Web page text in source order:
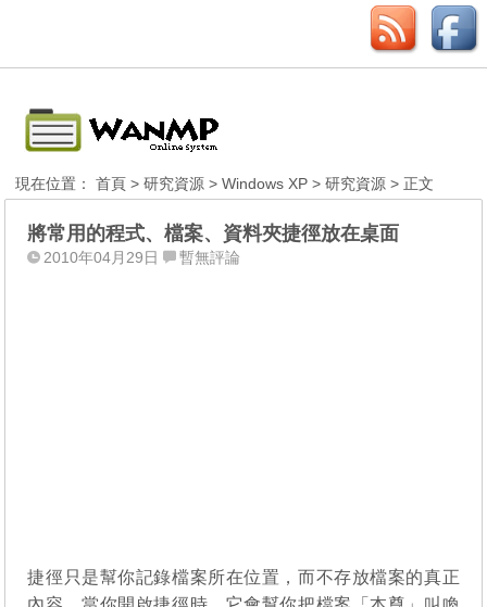
現在位置：首頁 >研究資源 >Windows XP >研究資源 > 正文
將常用的程式、檔案、資料夾捷徑放在桌面
2010年04月29日 暫無評論
捷徑只是幫你記錄檔案所在位置，而不存放檔案的真正